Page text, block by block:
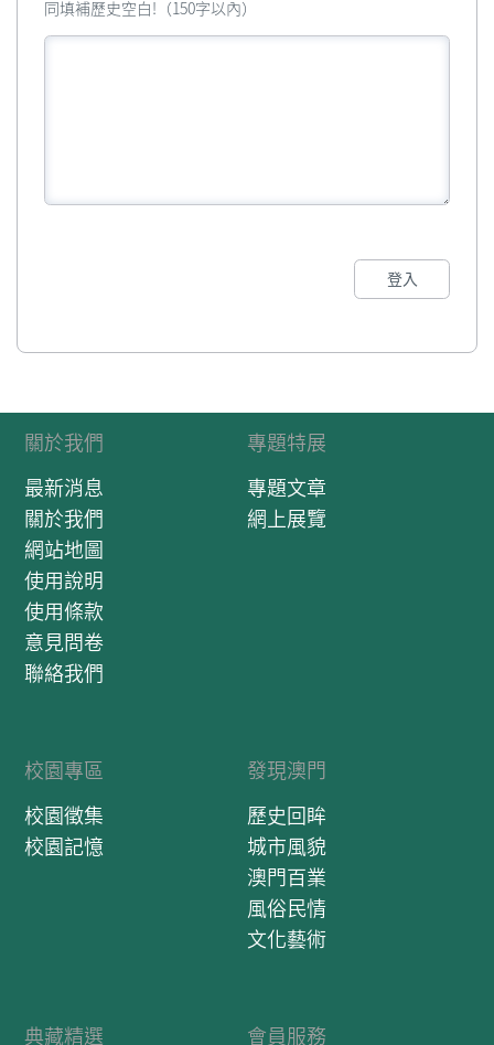
同填補歷史空白!（150字以內）
登入
關於我們
最新消息
關於我們
網站地圖
使用說明
使用條款
意見問卷
聯絡我們
專題特展
專題文章
網上展覽
校園專區
校園徵集
校園記憶
發現澳門
歷史回眸
城市風貌
澳門百業
風俗民情
文化藝術
典藏精選 會員服務